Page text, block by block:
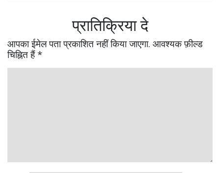
प्रातिक्रिया दे
आपका ईमेल पता प्रकाशित नहीं किया जाएगा. आवश्यक फ़ील्ड
चिह्नित हैं*